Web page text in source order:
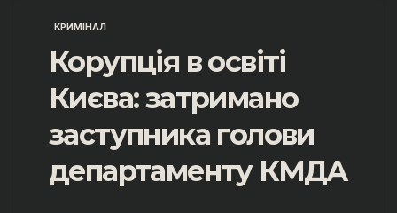
КРИМІНАЛ
Корупція в освіті
Києва: затримано
заступника голови
департаменту КМДА